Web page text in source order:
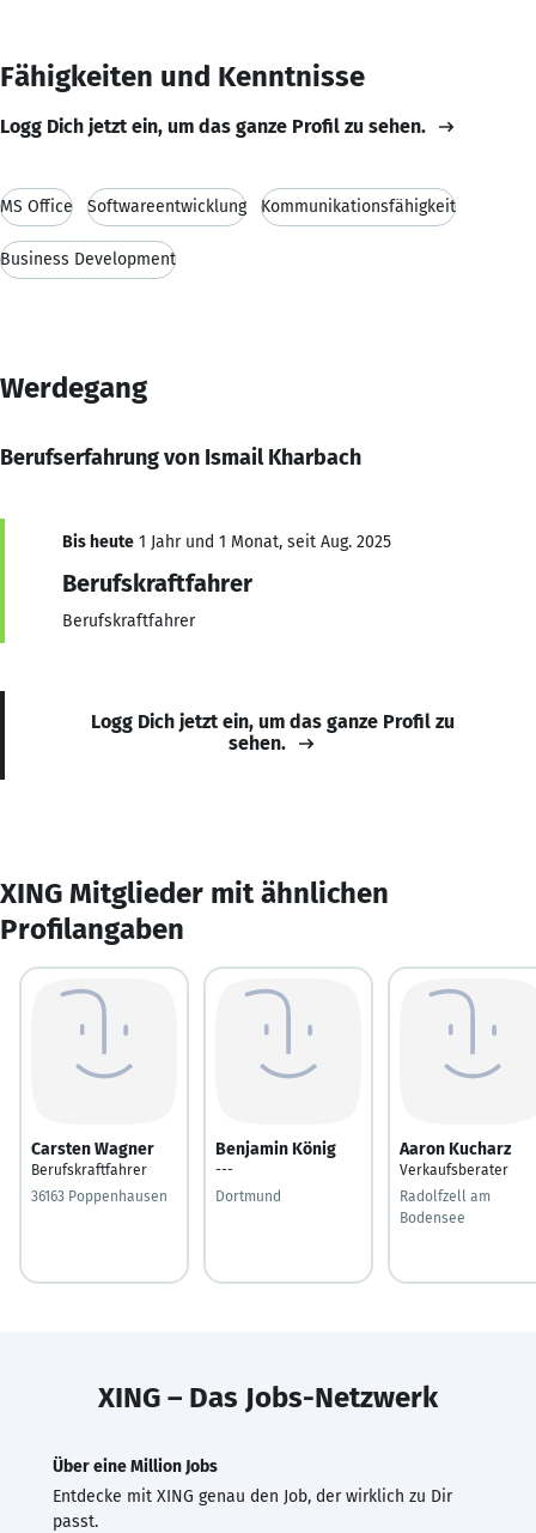
Fähigkeiten und Kenntnisse
Logg Dich jetzt ein, um das ganze Profil zu sehen.
MS Office Softwareentwicklung Kommunikationsfähigkeit
Business Development
Werdegang
Berufserfahrung von Ismail Kharbach
Bis heute 1 Jahr und 1 Monat, seit Aug. 2025
Berufskraftfahrer
Berufskraftfahrer
Logg Dich jetzt ein, um das ganze Profil zu
sehen.
XING Mitglieder mit ähnlichen
Profilangaben
Carsten Wagner
Berufskraftfahrer
36163 Poppenhausen
Benjamin König
---
Dortmund
Aaron Kucharz
Verkaufsberater
Radolfzell am
Bodensee
XING – Das Jobs-Netzwerk
Über eine Million Jobs
Entdecke mit XING genau den Job, der wirklich zu Dir
passt.